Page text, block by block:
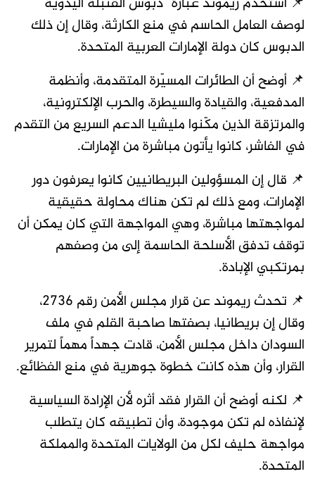
لوصف العامل الحاسم في منع الكارثة، وقال إن ذلك
الدبوس كان دولة الإمارات العربية المتحدة.
📌 أوضح أن الطائرات المسيّرة المتقدمة، وأنظمة
المدفعية، والقيادة والسيطرة، والحرب الإلكترونية،
والمرتزقة الذين مكّنوا مليشيا الدعم السريع من التقدم
في الفاشر، كانوا يأتون مباشرة من الإمارات.
📌 قال إن المسؤولين البريطانيين كانوا يعرفون دور
الإمارات، ومع ذلك لم تكن هناك محاولة حقيقية
لمواجهتها مباشرة، وهي المواجهة التي كان يمكن أن
توقف تدفق الأسلحة الحاسمة إلى من وصفهم
بمرتكبي الإبادة.
📌 تحدث ريموند عن قرار مجلس الأمن رقم 2736،
وقال إن بريطانيا، بصفتها صاحبة القلم في ملف
السودان داخل مجلس الأمن، قادت جهداً مهماً لتمرير
القرار، وأن هذه كانت خطوة جوهرية في منع الفظائع.
📌 لكنه أوضح أن القرار فقد أثره لأن الإرادة السياسية
لإنفاذه لم تكن موجودة، وأن تطبيقه كان يتطلب
مواجهة حليف لكل من الولايات المتحدة والمملكة
المتحدة.